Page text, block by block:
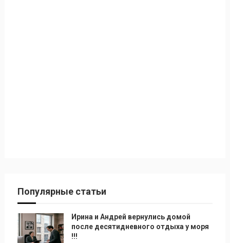
Популярные статьи
Ирина и Андрей вернулись домой
после десятидневного отдыха у моря
!!!